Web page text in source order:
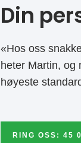
Din
«Hos oss
heter Martin, og
høyeste
RING OSS: 45